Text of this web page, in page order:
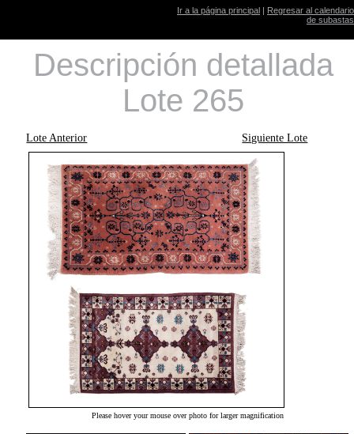
Ir a la página principal | Regresar al calendario
de subastas
Descripción detallada
Lote 265
Lote Anterior Siguiente Lote
Please hover your mouse over photo for larger magnification